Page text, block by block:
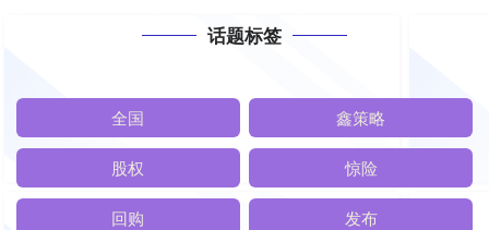
话题标签
全国 鑫策略
股权 惊险
回购 发布